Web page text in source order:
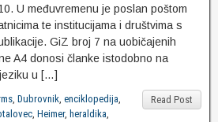
U međuvremenu je poslan poštom
te institucijama i društvima s
GiZ broj 7 na uobičajenih
A4 donosi članke istodobno na
u […]
Read Post
, Dubrovnik, enciklopedija,
, Heimer, heraldika,